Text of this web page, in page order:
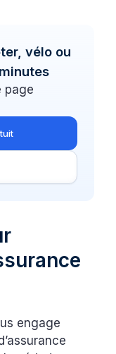
vélo ou
page
engage